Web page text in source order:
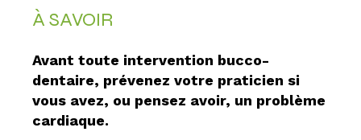
À SAVOIR
Avant toute intervention bucco-
dentaire, prévenez votre praticien si
vous avez, ou pensez avoir, un problème
cardiaque.